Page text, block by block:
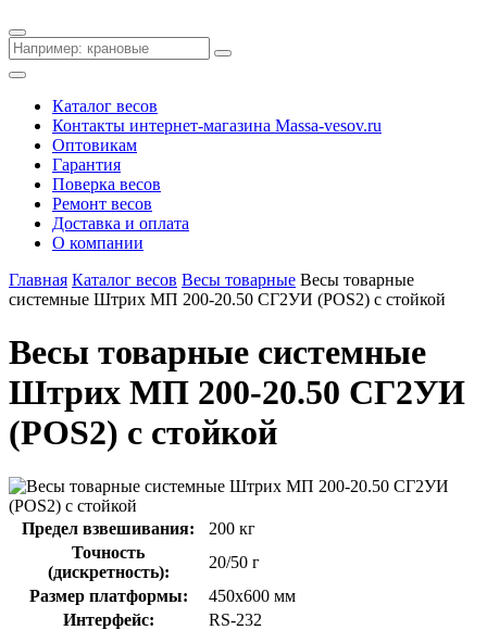
Каталог весов
Контакты интернет-магазина Мassa-vesov.ru
Оптовикам
Гарантия
Поверка весов
Ремонт весов
Доставка и оплата
О компании
Главная Каталог весов Весы товарные Весы товарные
системные Штрих МП 200-20.50 СГ2УИ (POS2) с стойкой
Весы товарные системные
Штрих МП 200-20.50 СГ2УИ
(POS2) с стойкой
Предел взвешивания:
200 кг
Точность
(дискретность):
20/50 г
Размер платформы:
450x600 мм
Интерфейс:
RS-232